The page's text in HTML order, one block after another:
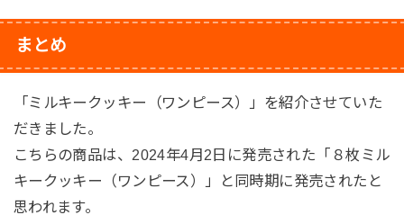
まとめ
「ミルキークッキー（ワンピース）」を紹介させていた
だきました。
こちらの商品は、2024年4月2日に発売された「８枚ミル
キークッキー（ワンピース）」と同時期に発売されたと
思われます。